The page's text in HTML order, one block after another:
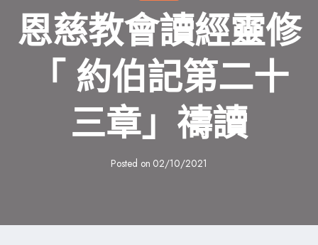
恩慈教會讀經靈修
「 約伯記第二十
三章」禱讀
Posted on 02/10/2021